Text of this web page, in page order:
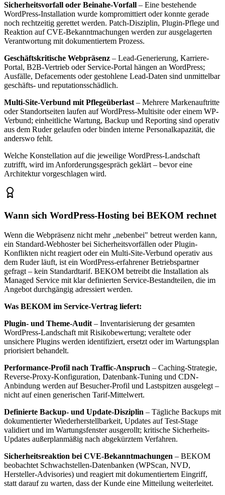
Sicherheitsvorfall oder Beinahe-Vorfall – Eine bestehende
WordPress-Installation wurde kompromittiert oder konnte gerade
noch rechtzeitig gerettet werden. Patch-Disziplin, Plugin-Pflege und
Reaktion auf CVE-Bekanntmachungen werden zur ausgelagerten
Verantwortung mit dokumentiertem Prozess.
Geschäftskritische Webpräsenz – Lead-Generierung, Karriere-
Portal, B2B-Vertrieb oder Service-Portal hängen an WordPress;
Ausfälle, Defacements oder gestohlene Lead-Daten sind unmittelbar
geschäfts- und reputationsschädlich.
Multi-Site-Verbund mit Pflegeüberlast – Mehrere Markenauftritte
oder Standortseiten laufen auf WordPress-Multisite oder einem WP-
Verbund; einheitliche Wartung, Backup und Reporting sind operativ
aus dem Ruder gelaufen oder binden interne Personalkapazität, die
anderswo fehlt.
Welche Konstellation auf die jeweilige WordPress-Landschaft
zutrifft, wird im Anforderungsgespräch geklärt – bevor eine
Architektur vorgeschlagen wird.
Wann sich WordPress-Hosting bei BEKOM rechnet
Wenn die Webpräsenz nicht mehr „nebenbei" betreut werden kann,
ein Standard-Webhoster bei Sicherheitsvorfällen oder Plugin-
Konflikten nicht reagiert oder ein Multi-Site-Verbund operativ aus
dem Ruder läuft, ist ein WordPress-erfahrener Betriebspartner
gefragt – kein Standardtarif. BEKOM betreibt die Installation als
Managed Service mit klar definierten Service-Bestandteilen, die im
Angebot durchgängig adressiert werden.
Was BEKOM im Service-Vertrag liefert:
Plugin- und Theme-Audit – Inventarisierung der gesamten
WordPress-Landschaft mit Risikobewertung; veraltete oder
unsichere Plugins werden identifiziert, ersetzt oder im Wartungsplan
priorisiert behandelt.
Performance-Profil nach Traffic-Anspruch – Caching-Strategie,
Reverse-Proxy-Konfiguration, Datenbank-Tuning und CDN-
Anbindung werden auf Besucher-Profil und Lastspitzen ausgelegt –
nicht auf einen generischen Tarif-Mittelwert.
Definierte Backup- und Update-Disziplin – Tägliche Backups mit
dokumentierter Wiederherstellbarkeit, Updates auf Test-Stage
validiert und im Wartungsfenster ausgerollt; kritische Sicherheits-
Updates außerplanmäßig nach abgekürztem Verfahren.
Sicherheitsreaktion bei CVE-Bekanntmachungen – BEKOM
beobachtet Schwachstellen-Datenbanken (WPScan, NVD,
Hersteller-Advisories) und reagiert mit dokumentiertem Eingriff,
statt darauf zu warten, dass der Kunde eine Mitteilung weiterleitet.